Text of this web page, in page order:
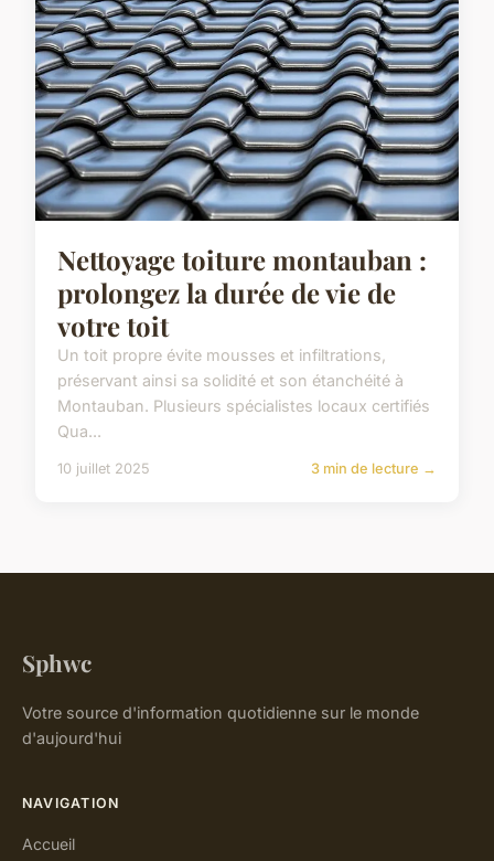
Nettoyage toiture montauban :
prolongez la durée de vie de
votre toit
Un toit propre évite mousses et infiltrations,
préservant ainsi sa solidité et son étanchéité à
Montauban. Plusieurs spécialistes locaux certifiés
Qua...
10 juillet 2025 3 min de lecture →
Sphwc
Votre source d'information quotidienne sur le monde
d'aujourd'hui
NAVIGATION
Accueil